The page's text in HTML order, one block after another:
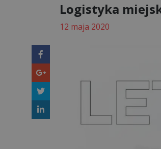
Logistyka
12 maja 2020